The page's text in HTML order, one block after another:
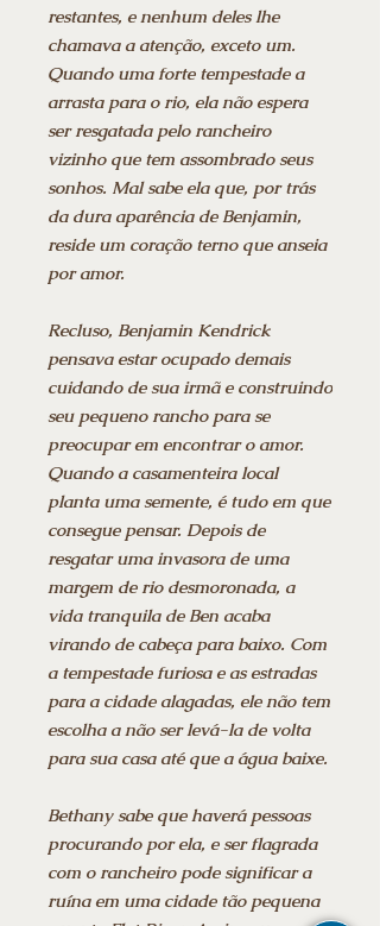
restantes, e nenhum deles lhe
chamava a atenção, exceto um.
Quando uma forte tempestade a
arrasta para o rio, ela não espera
ser resgatada pelo rancheiro
vizinho que tem assombrado seus
sonhos. Mal sabe ela que, por trás
da dura aparência de Benjamin,
reside um coração terno que anseia
por amor.
Recluso, Benjamin Kendrick
pensava estar ocupado demais
cuidando de sua irmã e construindo
seu pequeno rancho para se
preocupar em encontrar o amor.
Quando a casamenteira local
planta uma semente, é tudo em que
consegue pensar. Depois de
resgatar uma invasora de uma
margem de rio desmoronada, a
vida tranquila de Ben acaba
virando de cabeça para baixo. Com
a tempestade furiosa e as estradas
para a cidade alagadas, ele não tem
escolha a não ser levá-la de volta
para sua casa até que a água baixe.
Bethany sabe que haverá pessoas
procurando por ela, e ser flagrada
com o rancheiro pode significar a
ruína em uma cidade tão pequena